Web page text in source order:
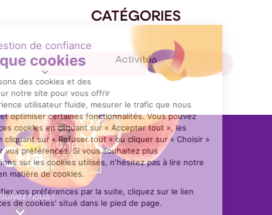
CATÉGORIES
Activités
Suivez nous !